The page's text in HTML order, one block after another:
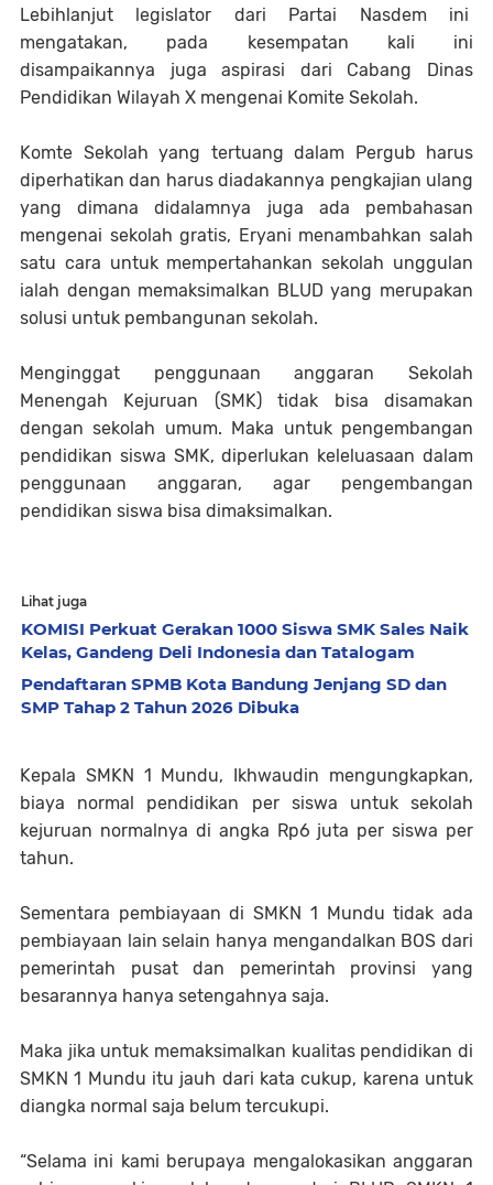
Lebihlanjut legislator dari Partai Nasdem ini
mengatakan, pada kesempatan kali ini
disampaikannya juga aspirasi dari Cabang Dinas
Pendidikan Wilayah X mengenai Komite Sekolah.
Komte Sekolah yang tertuang dalam Pergub harus
diperhatikan dan harus diadakannya pengkajian ulang
yang dimana didalamnya juga ada pembahasan
mengenai sekolah gratis, Eryani menambahkan salah
satu cara untuk mempertahankan sekolah unggulan
ialah dengan memaksimalkan BLUD yang merupakan
solusi untuk pembangunan sekolah.
Menginggat penggunaan anggaran Sekolah
Menengah Kejuruan (SMK) tidak bisa disamakan
dengan sekolah umum. Maka untuk pengembangan
pendidikan siswa SMK, diperlukan keleluasaan dalam
penggunaan anggaran, agar pengembangan
pendidikan siswa bisa dimaksimalkan.
Lihat juga
KOMISI Perkuat Gerakan 1000 Siswa SMK Sales Naik
Kelas, Gandeng Deli Indonesia dan Tatalogam
Pendaftaran SPMB Kota Bandung Jenjang SD dan
SMP Tahap 2 Tahun 2026 Dibuka
Kepala SMKN 1 Mundu, Ikhwaudin mengungkapkan,
biaya normal pendidikan per siswa untuk sekolah
kejuruan normalnya di angka Rp6 juta per siswa per
tahun.
Sementara pembiayaan di SMKN 1 Mundu tidak ada
pembiayaan lain selain hanya mengandalkan BOS dari
pemerintah pusat dan pemerintah provinsi yang
besarannya hanya setengahnya saja.
Maka jika untuk memaksimalkan kualitas pendidikan di
SMKN 1 Mundu itu jauh dari kata cukup, karena untuk
diangka normal saja belum tercukupi.
“Selama ini kami berupaya mengalokasikan anggaran